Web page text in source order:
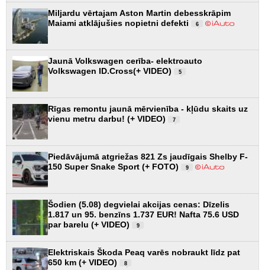
Miljardu vērtajam Aston Martin debesskrāpim
Maiami atklājušies nopietni defekti
6
Jaunā Volkswagen cerība- elektroauto
Volkswagen ID.Cross(+ VIDEO)
5
Rīgas remontu jaunā mērvienība - kļūdu skaits uz
vienu metru darbu! (+ VIDEO)
7
Piedāvājumā atgriežas 821 Zs jaudīgais Shelby F-
150 Super Snake Sport (+ FOTO)
9
Šodien (5.08) degvielai akcijas cenas: Dīzelis
1.817 un 95. benzīns 1.737 EUR! Nafta 75.6 USD
par barelu (+ VIDEO)
9
Elektriskais Škoda Peaq varēs nobraukt līdz pat
650 km (+ VIDEO)
8